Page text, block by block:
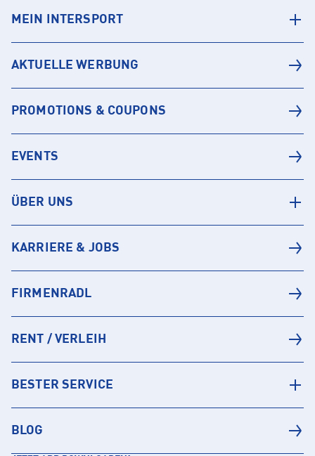
MEIN INTERSPORT
AKTUELLE WERBUNG
PROMOTIONS & COUPONS
EVENTS
ÜBER UNS
KARRIERE & JOBS
FIRMENRADL
RENT / VERLEIH
BESTER SERVICE
BLOG